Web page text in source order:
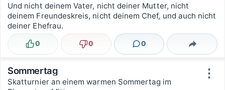
Und nicht deinem Vater, nicht deiner Mutter, nicht
deinem Freundeskreis, nicht deinem Chef, und auch nicht
deiner Ehefrau.
Lustig
0 Nicht lustig
0 0
Kommentare Teilen
⋮
Sommertag
Skatturnier an einem warmen Sommertag im